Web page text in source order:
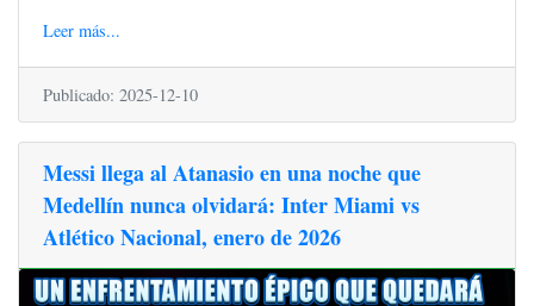
Leer más...
Publicado: 2025-12-10
Messi llega al Atanasio en una noche que
Medellín nunca olvidará: Inter Miami vs
Atlético Nacional, enero de 2026